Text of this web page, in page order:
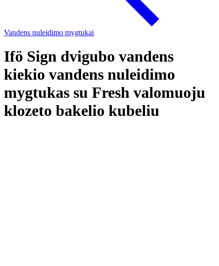
Vandens nuleidimo mygtukai
Ifö Sign dvigubo vandens
kiekio vandens nuleidimo
mygtukas su Fresh valomuoju
klozeto bakelio kubeliu